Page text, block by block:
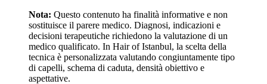
Nota: Questo contenuto ha finalità informative e non
sostituisce il parere medico. Diagnosi, indicazioni e
decisioni terapeutiche richiedono la valutazione di un
medico qualificato. In Hair of Istanbul, la scelta della
tecnica è personalizzata valutando congiuntamente tipo
di capelli, schema di caduta, densità obiettivo e
aspettative.